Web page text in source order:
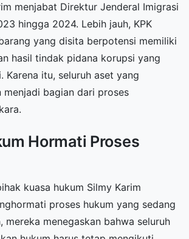
menjabat Direktur Jenderal Imigrasi
hingga 2024. Lebih jauh, KPK
yang disita berpotensi memiliki
hasil tindak pidana korupsi yang
Karena itu, seluruh aset yang
menjadi bagian dari proses
Hormati Proses
kuasa hukum Silmy Karim
proses hukum yang sedang
mereka menegaskan bahwa seluruh